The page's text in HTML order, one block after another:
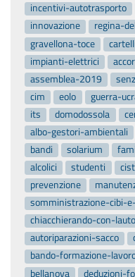
incentivi-autotrasporto
innovazione
regina-
gravellona-toce
cartelli
impianti-elettrici
assemblea-2019
cim
eolo guerra-
its
domodossola
albo-gestori-ambientali
bandi
solarium
alcolici
studenti
prevenzione
somministrazione-cibi-
chiacchierando-con-
autoriparazioni-sacco
bando-formazione-
bellanova
deduzioni-